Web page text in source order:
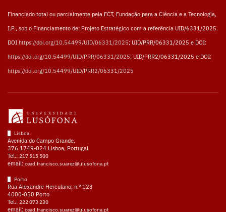
Financiado total ou parcialmente pela FCT, Fundação para a Ciência e a Tecnologia,
I.P., sob o Financiamento de: Projeto Estratégico com a referência UID/6331/2025.
DOI https://doi.org/10.54499/UID/06331/2025; UID/PRR/06331/2025 e DOI:
https://doi.org/10.54499/UID/PRR/06331/2025; UID/PRR2/06331/2025 e DOI:
https://doi.org/10.54499/UID/PRR2/06331/2025
Lisboa
Avenida do Campo Grande,
376 1749-024 Lisboa, Portugal
Tel.: 217 515 500
email: cead.francisco.suarez@ulusofona.pt
Porto
Rua Alexandre Herculano, n.º 123
4000-050 Porto
Tel.: 222 073 230
email: cead.francisco.suarez@ulusofona.pt